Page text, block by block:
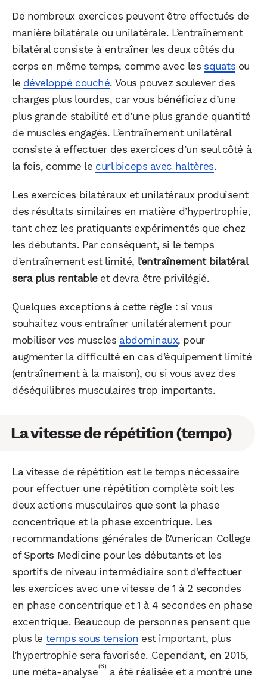
De nombreux exercices peuvent être effectués de
manière bilatérale ou unilatérale. L’entraînement
bilatéral consiste à entraîner les deux côtés du
corps en même temps, comme avec les squats ou
le développé couché. Vous pouvez soulever des
charges plus lourdes, car vous bénéficiez d’une
plus grande stabilité et d’une plus grande quantité
de muscles engagés. L’entraînement unilatéral
consiste à effectuer des exercices d’un seul côté à
la fois, comme le curl biceps avec haltères.
Les exercices bilatéraux et unilatéraux produisent
des résultats similaires en matière d’hypertrophie,
tant chez les pratiquants expérimentés que chez
les débutants. Par conséquent, si le temps
d’entraînement est limité, l’entraînement bilatéral
sera plus rentableet devra être privilégié.
Quelques exceptions à cette règle : si vous
souhaitez vous entraîner unilatéralement pour
mobiliser vos muscles abdominaux, pour
augmenter la difficulté en cas d’équipement limité
(entraînement à la maison), ou si vous avez des
déséquilibres musculaires trop importants.
La vitesse de répétition (tempo)
La vitesse de répétition est le temps nécessaire
pour effectuer une répétition complète soit les
deux actions musculaires que sont la phase
concentrique et la phase excentrique. Les
recommandations générales de l’American College
of Sports Medicine pour les débutants et les
sportifs de niveau intermédiaire sont d’effectuer
les exercices avec une vitesse de 1 à 2 secondes
en phase concentrique et 1 à 4 secondes en phase
excentrique. Beaucoup de personnes pensent que
plus le temps sous tension est important, plus
l’hypertrophie sera favorisée. Cependant, en 2015,
une méta-analyse(6) a été réalisée et a montré une